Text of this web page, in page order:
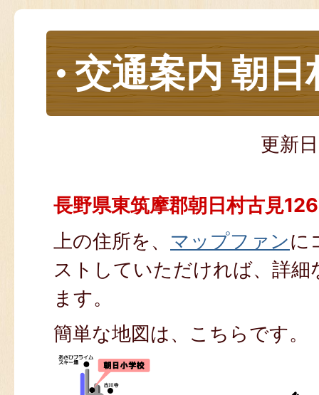
交通案内 朝日
更新
長野県東筑摩郡朝日村古見
上の住所を、 マップファンに
ストしていただければ、詳細
ます。
簡単な地図は、こちらです。